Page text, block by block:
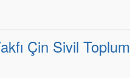
Çin Sivil